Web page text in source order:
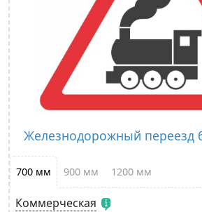
Железнодорожный переезд
700 мм 900 мм 1200 мм
Коммерческая